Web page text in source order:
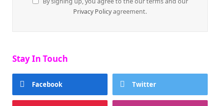
Privacy Policyagreement.
Stay In Touch
Facebook Twitter